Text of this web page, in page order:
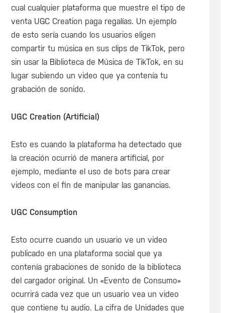
cual cualquier plataforma que muestre el tipo de
venta UGC Creation paga regalías. Un ejemplo
de esto sería cuando los usuarios eligen
compartir tu música en sus clips de TikTok, pero
sin usar la Biblioteca de Música de TikTok, en su
lugar subiendo un video que ya contenía tu
grabación de sonido.
UGC Creation (Artificial)
Esto es cuando la plataforma ha detectado que
la creación ocurrió de manera artificial, por
ejemplo, mediante el uso de bots para crear
videos con el fin de manipular las ganancias.
UGC Consumption
Esto ocurre cuando un usuario ve un video
publicado en una plataforma social que ya
contenía grabaciones de sonido de la biblioteca
del cargador original. Un «Evento de Consumo»
ocurrirá cada vez que un usuario vea un video
que contiene tu audio. La cifra de Unidades que